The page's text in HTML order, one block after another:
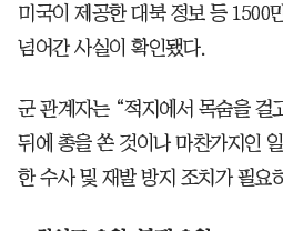
미국이 제공한 대북 정보 등 1500
넘어간 사실이 확인됐다.
군 관계자는 “적지에서 목숨을 걸
뒤에 총을 쏜 것이나 마찬가지인
한 수사 및 재발 방지 조치가 필요